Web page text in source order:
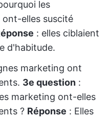
les
elles suscité
: elles ciblaient
d'habitude.
marketing ont
3e question :
marketing ont-elles
? Réponse : Elles